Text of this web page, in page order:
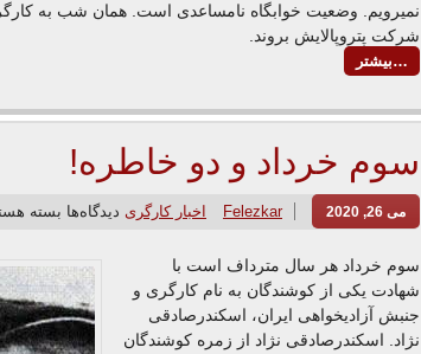
نمیرویم. وضعیت خوابگاه نامساعدی است. همان شب به
شرکت پتروپالایش بروند.
…بیشتر
سوم خرداد و دو خاطره!
می 26, 2020 Felezkar اخبار کارگری دیدگاه‌ها بسته
سوم خرداد هر سال مترداف است با
شهادت یکی از کوشندگان به نام کارگری و
جنبش آزادیخواهی ایران، اسکندرصادقی
نژاد. اسکندرصادقی نژاد از زمره کوشندگان